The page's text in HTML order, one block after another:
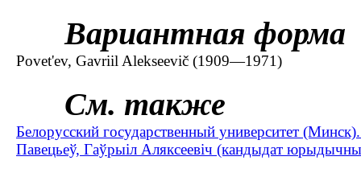
Вариантная форма
Povet'ev, Gavriil Alekseevič (1909—1971)
См. также
Белорусский государственный университет
Павецьеў, Гаўрыіл Аляксеевіч (кандыдат